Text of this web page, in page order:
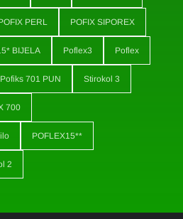
PERL POFIX SIPOREX
BIJELA Poflex3 Poflex
Pofiks 701 PUN Stirokol 3
700
POFLEX15**
2